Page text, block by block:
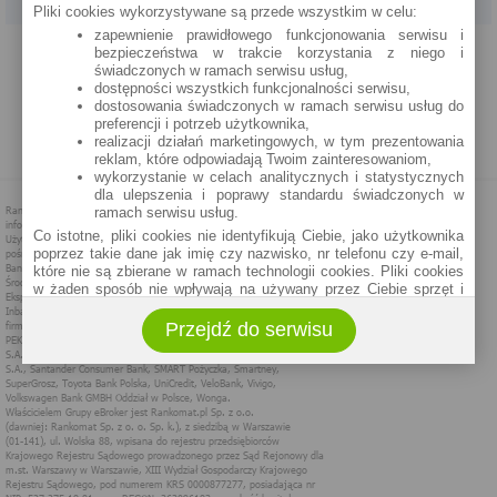
PROGRAM PARTNERSKI O NAS REKLAMA REGULAMIN
POLITYKA PRYWATNOŚCI POLITYKA COOKIES ZASADY PLASOWANIA
Pliki cookies wykorzystywane są przede wszystkim w celu:
zapewnienie prawidłowego funkcjonowania serwisu i
bezpieczeństwa w trakcie korzystania z niego i
świadczonych w ramach serwisu usług,
dostępności wszystkich funkcjonalności serwisu,
dostosowania świadczonych w ramach serwisu usług do
preferencji i potrzeb użytkownika,
realizacji działań marketingowych, w tym prezentowania
reklam, które odpowiadają Twoim zainteresowaniom,
wykorzystanie w celach analitycznych i statystycznych
dla ulepszenia i poprawy standardu świadczonych w
ramach serwisu usług.
Co istotne, pliki cookies nie identyfikują Ciebie, jako użytkownika
poprzez takie dane jak imię czy nazwisko, nr telefonu czy e-mail,
które nie są zbierane w ramach technologii cookies. Pliki cookies
w żaden sposób nie wpływają na używany przez Ciebie sprzęt i
Zakres wykorzystywania plików cookies możliwy jest do
określenia w ustawieniach przeglądarki każdego użytkownika. Bez
wprowadzenia zmian ustawień, informacje w plikach cookies mogą
być zapisywane w pamięci Twojego urządzenia.
Administratorem danych pozyskiwanych w technologii cookies jest
spółka Rankomat.pl Sp. z o.o. (dawniej: Rankomat Sp. z o. o. Sp.
k.) z siedzibą w Warszawie, ul. Wolska 88, 01 - 141 Warszawa.
Możesz jako użytkownik w każdym czasie skontaktować się z
administratorem pod adresem bok@ebroker.pl, jak również wyrazić
Przejdź do serwisu